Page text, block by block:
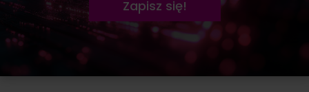
Zapisz się!